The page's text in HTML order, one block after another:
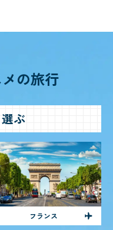
の旅行
ぶ
フランス